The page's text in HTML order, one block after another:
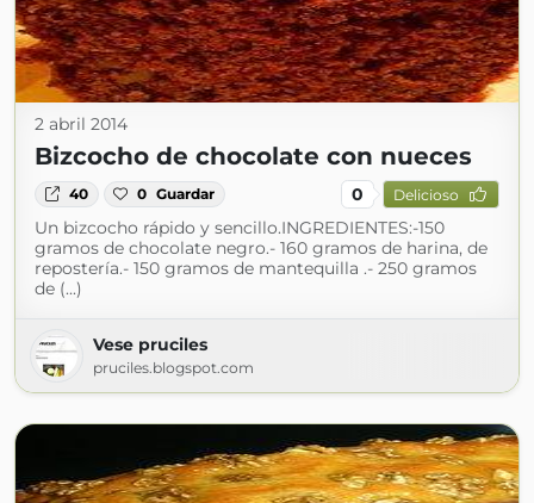
2 abril 2014
Bizcocho de chocolate con nueces
40 0 Guardar 0 Delicioso
Un bizcocho rápido y sencillo.INGREDIENTES:-150
gramos de chocolate negro.- 160 gramos de harina, de
repostería.- 150 gramos de mantequilla .- 250 gramos
de (...)
Vese pruciles
pruciles.blogspot.com